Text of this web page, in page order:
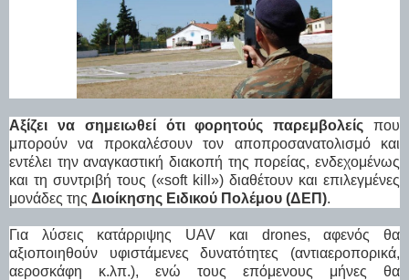
Αξίζει να σημειωθεί ότι φορητούς παρεμβολείς που
μπορούν να προκαλέσουν τον αποπροσανατολισμό και
εντέλει την αναγκαστική διακοπή της πορείας, ενδεχομένως
και τη συντριβή τους («soft kill») διαθέτουν και επιλεγμένες
μονάδες της Διοίκησης Ειδικού Πολέμου (ΔΕΠ).
Για λύσεις κατάρριψης UAV και drones, αφενός θα
αξιοποιηθούν υφιστάμενες δυνατότητες (αντιαεροπορικά,
αεροσκάφη κ.λπ.), ενώ τους επόμενους μήνες θα